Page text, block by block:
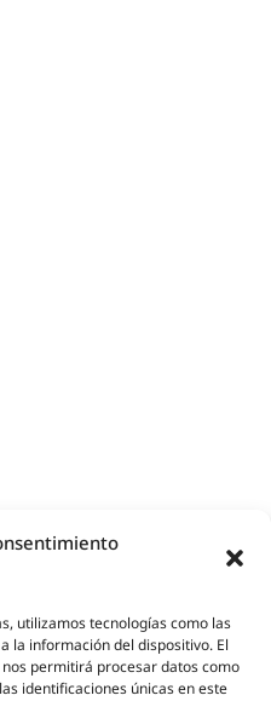
utilizamos tecnologías como las
la información del dispositivo. El
permitirá procesar datos como
identificaciones únicas en este